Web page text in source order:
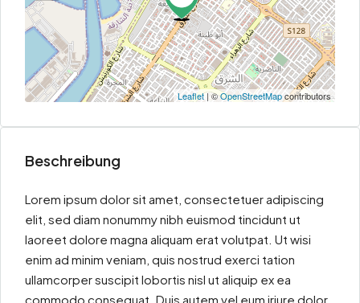
Leaflet| ©OpenStreetMapcontributors
Beschreibung
Lorem ipsum dolor sit amet, consectetuer adipiscing
elit, sed diam nonummy nibh euismod tincidunt ut
laoreet dolore magna aliquam erat volutpat. Ut wisi
enim ad minim veniam, quis nostrud exerci tation
ullamcorper suscipit lobortis nisl ut aliquip ex ea
commodo consequat. Duis autem vel eum iriure dolor